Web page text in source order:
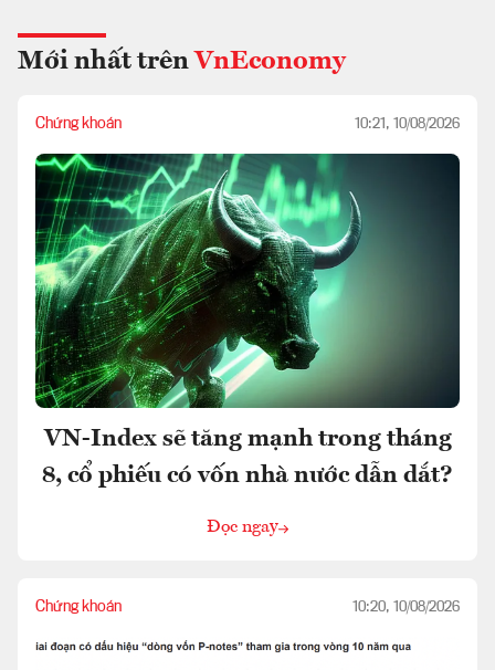
Mới nhất trên VnEconomy
Chứng khoán 10:21, 10/08/2026
VN-Index sẽ tăng mạnh trong tháng
8, cổ phiếu có vốn nhà nước dẫn dắt?
Đọc ngay
Chứng khoán 10:20, 10/08/2026